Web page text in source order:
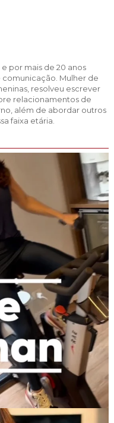
por mais de 20 anos
Mulher de
resolveu escrever
relacionamentos de
além de abordar outros
faixa etária.